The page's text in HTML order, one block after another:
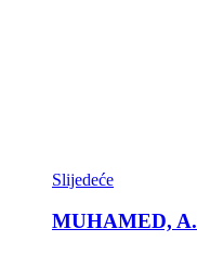
Slijedeće
MUHAMED,